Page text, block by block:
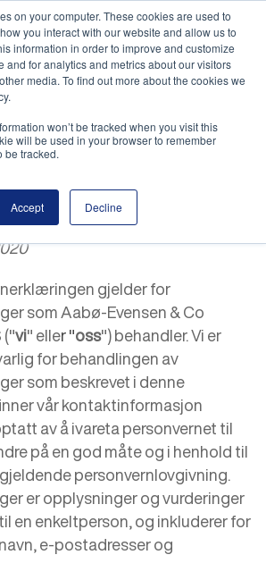
on your computer. These cookies are used to
you interact with our website and allow us to
information in order to improve and customize
and for analytics and metrics about our visitors
media. To find out more about the cookies we
won’t be tracked when you visit this
will be used in your browser to remember
be tracked.
Accept Decline
MENY
gjelder for
som Aabø-Evensen & Co
vi" eller "oss") behandler. Vi er
for behandlingen av
som beskrevet i denne
vår kontaktinformasjon
av å ivareta personvernet til
på en god måte og i henhold til
personvernlovgivning.
er opplysninger og vurderinger
en enkeltperson, og inkluderer for
e-postadresser og